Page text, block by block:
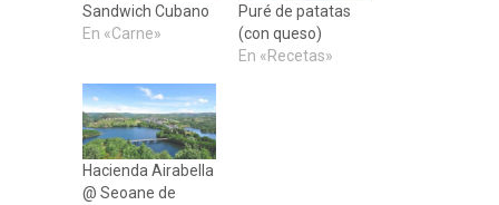
Sandwich Cubano
En «Carne»
Puré de patatas
(con queso)
En «Recetas»
Hacienda Airabella
@ Seoane de